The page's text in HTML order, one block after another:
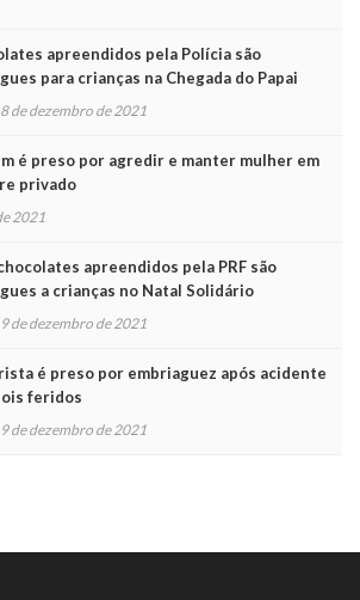
apreendidos pela Polícia são
para crianças na Chegada do Papai
de dezembro de 2021
é preso por agredir e manter mulher em
privado
2021
apreendidos pela PRF são
a crianças no Natal Solidário
de dezembro de 2021
é preso por embriaguez após acidente
feridos
de dezembro de 2021